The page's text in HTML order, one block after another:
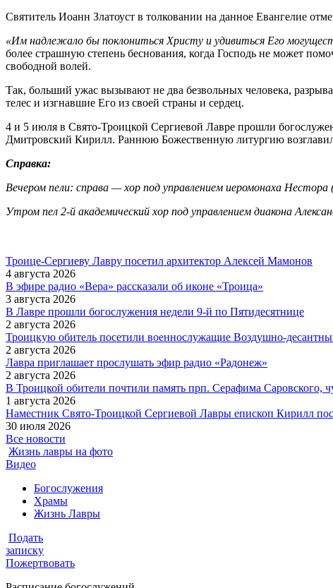
Святитель Иоанн Златоуст в толковании на данное Евангелие
«Им надлежало бы поклониться Христу и удивиться Его
более страшную степень беснования, когда Господь не может
свободной волей.
Так, больший ужас вызывают не два безвольных человека,
телес и изгнавшие Его из своей страны и сердец.
4 и 5 июля в Свято-Троицкой Сергиевой Лавре прошли
Дмитровский Кирилл. Раннюю Божественную литургию
Справка:
Вечером пели: справа — хор под управлением иеромонаха Нестора
Утром пел 2-й академический хор под управлением диакона
Троице-Сергиеву Лавру посетил архитектор Алексей Мамонов
4 августа 2026
В эфире радио «Вера» рассказали об иконе «Троица»
3 августа 2026
В Лавре прошли богослужения недели 9-й по Пятидесятнице
2 августа 2026
Троицкую обитель посетили военнослужащие Воздушно-
2 августа 2026
Лавра приглашает прослушать эфир радио «Радонеж»
2 августа 2026
В Троицкой обители почтили память прп. Серафима Саровского,
1 августа 2026
Наместник Свято-Троицкой Сергиевой Лавры епископ Кирилл
30 июля 2026
Все новости
Жизнь лавры на фото
Видео
Богослужения
Храмы
Жизнь Лавры
Подать
записку
Пожертвовать